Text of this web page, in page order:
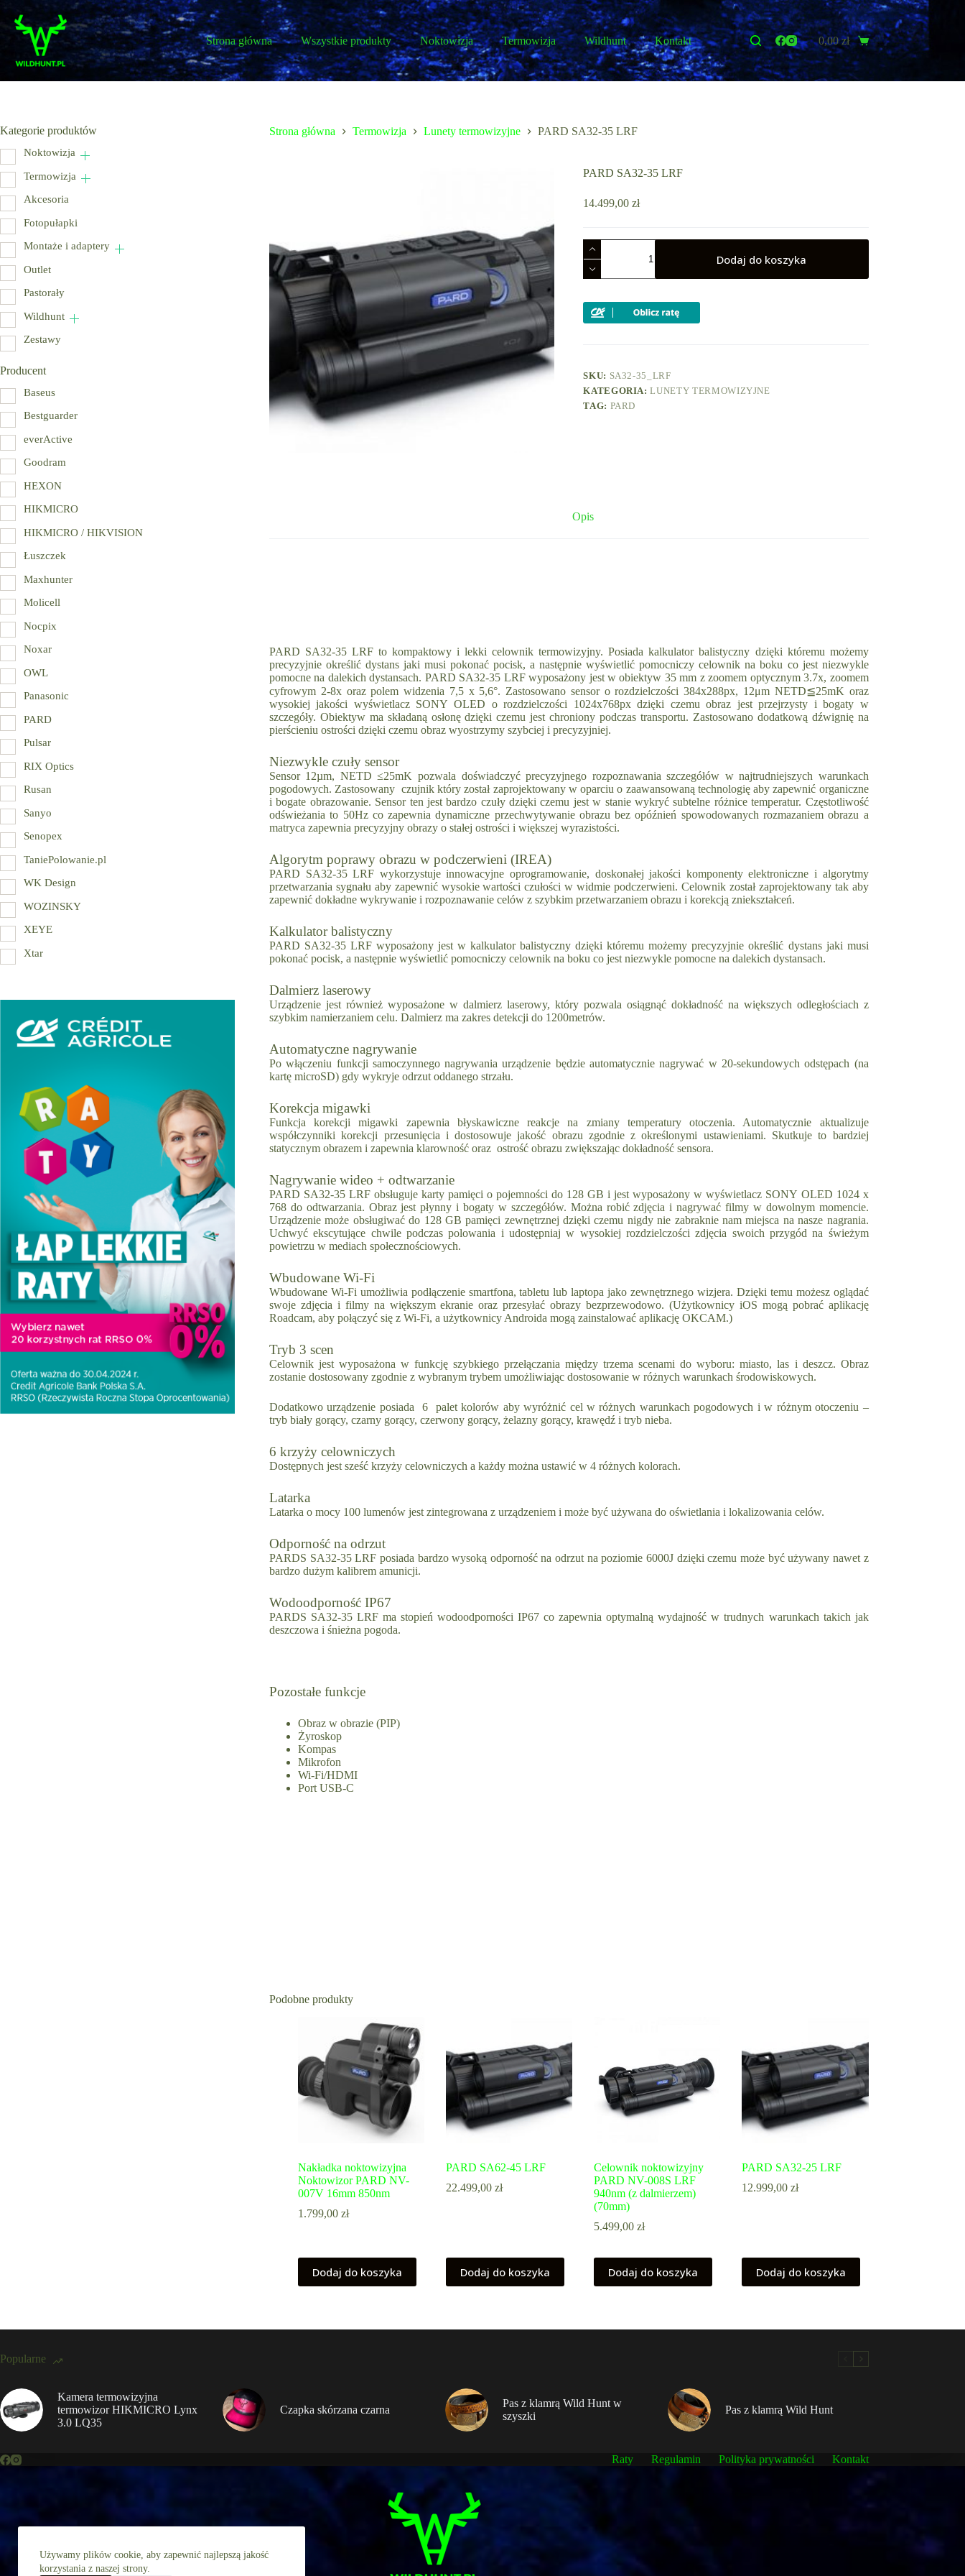
treści
Używamy plików cookie, aby zapewnić najlepszą jakość
korzystania z naszej strony.
Strona główna Wszystkie produkty Noktowizja Termowizja Wildhunt Kontakt Koszyk
0,00zł
Strona główna Termowizja Lunety termowizyjne PARD SA32-35 LRF
PARD SA32-35 LRF
14.499,00zł
ilość
PARD
SA32-
35
Dodaj do koszyka
SKU: SA32-35_LRF
KATEGORIA:LUNETY TERMOWIZYJNE
TAG: PARD
Opis
PARD SA32-35 LRF to kompaktowy i lekki celownik termowizyjny. Posiada kalkulator balistyczny dzięki któremu możemy
precyzyjnie określić dystans jaki musi pokonać pocisk, a następnie wyświetlić pomocniczy celownik na boku co jest niezwykle
pomocne na dalekich dystansach. PARD SA32-35 LRF wyposażony jest w obiektyw 35 mm z zoomem optycznym 3.7x, zoomem
cyfrowym 2-8x oraz polem widzenia 7,5 x 5,6°. Zastosowano sensor o rozdzielczości 384x288px, 12μm NETD≦25mK oraz
wysokiej jakości wyświetlacz SONY OLED o rozdzielczości 1024x768px dzięki czemu obraz jest przejrzysty i bogaty w
szczegóły. Obiektyw ma składaną osłonę dzięki czemu jest chroniony podczas transportu. Zastosowano dodatkową dźwignię na
pierścieniu ostrości dzięki czemu obraz wyostrzymy szybciej i precyzyjniej.
Niezwykle czuły sensor
Sensor 12µm, NETD ≤25mK pozwala doświadczyć precyzyjnego rozpoznawania szczegółów w najtrudniejszych warunkach
pogodowych. Zastosowany czujnik który został zaprojektowany w oparciu o zaawansowaną technologię aby zapewnić organiczne
i bogate obrazowanie. Sensor ten jest bardzo czuły dzięki czemu jest w stanie wykryć subtelne różnice temperatur. Częstotliwość
odświeżania to 50Hz co zapewnia dynamiczne przechwytywanie obrazu bez opóźnień spowodowanych rozmazaniem obrazu a
matryca zapewnia precyzyjny obrazy o stałej ostrości i większej wyrazistości.
Algorytm poprawy obrazu w podczerwieni (IREA)
PARD SA32-35 LRF wykorzystuje innowacyjne oprogramowanie, doskonałej jakości komponenty elektroniczne i algorytmy
przetwarzania sygnału aby zapewnić wysokie wartości czułości w widmie podczerwieni. Celownik został zaprojektowany tak aby
zapewnić dokładne wykrywanie i rozpoznawanie celów z szybkim przetwarzaniem obrazu i korekcją zniekształceń.
Kalkulator balistyczny
PARD SA32-35 LRF wyposażony jest w kalkulator balistyczny dzięki któremu możemy precyzyjnie określić dystans jaki musi
pokonać pocisk, a następnie wyświetlić pomocniczy celownik na boku co jest niezwykle pomocne na dalekich dystansach.
Dalmierz laserowy
Urządzenie jest również wyposażone w dalmierz laserowy, który pozwala osiągnąć dokładność na większych odległościach z
szybkim namierzaniem celu. Dalmierz ma zakres detekcji do 1200metrów.
Automatyczne nagrywanie
Po włączeniu funkcji samoczynnego nagrywania urządzenie będzie automatycznie nagrywać w 20-sekundowych odstępach (na
kartę microSD) gdy wykryje odrzut oddanego strzału.
Korekcja migawki
Funkcja korekcji migawki zapewnia błyskawiczne reakcje na zmiany temperatury otoczenia. Automatycznie aktualizuje
współczynniki korekcji przesunięcia i dostosowuje jakość obrazu zgodnie z określonymi ustawieniami. Skutkuje to bardziej
statycznym obrazem i zapewnia klarowność oraz ostrość obrazu zwiększając dokładność sensora.
Nagrywanie wideo + odtwarzanie
PARD SA32-35 LRF obsługuje karty pamięci o pojemności do 128 GB i jest wyposażony w wyświetlacz SONY OLED 1024 x
768 do odtwarzania. Obraz jest płynny i bogaty w szczegółów. Można robić zdjęcia i nagrywać filmy w dowolnym momencie.
Urządzenie może obsługiwać do 128 GB pamięci zewnętrznej dzięki czemu nigdy nie zabraknie nam miejsca na nasze nagrania.
Uchwyć ekscytujące chwile podczas polowania i udostępniaj w wysokiej rozdzielczości zdjęcia swoich przygód na świeżym
powietrzu w mediach społecznościowych.
Wbudowane Wi-Fi
Wbudowane Wi-Fi umożliwia podłączenie smartfona, tabletu lub laptopa jako zewnętrznego wizjera. Dzięki temu możesz oglądać
swoje zdjęcia i filmy na większym ekranie oraz przesyłać obrazy bezprzewodowo. (Użytkownicy iOS mogą pobrać aplikację
Roadcam, aby połączyć się z Wi-Fi, a użytkownicy Androida mogą zainstalować aplikację OKCAM.)
Tryb 3 scen
Celownik jest wyposażona w funkcję szybkiego przełączania między trzema scenami do wyboru: miasto, las i deszcz. Obraz
zostanie dostosowany zgodnie z wybranym trybem umożliwiając dostosowanie w różnych warunkach środowiskowych.
Dodatkowo urządzenie posiada 6 palet kolorów aby wyróżnić cel w różnych warunkach pogodowych i w różnym otoczeniu –
tryb biały gorący, czarny gorący, czerwony gorący, żelazny gorący, krawędź i tryb nieba.
6 krzyży celowniczych
Dostępnych jest sześć krzyży celowniczych a każdy można ustawić w 4 różnych kolorach.
Latarka
Latarka o mocy 100 lumenów jest zintegrowana z urządzeniem i może być używana do oświetlania i lokalizowania celów.
Odporność na odrzut
PARDS SA32-35 LRF posiada bardzo wysoką odporność na odrzut na poziomie 6000J dzięki czemu może być używany nawet z
bardzo dużym kalibrem amunicji.
Wodoodporność IP67
PARDS SA32-35 LRF ma stopień wodoodporności IP67 co zapewnia optymalną wydajność w trudnych warunkach takich jak
deszczowa i śnieżna pogoda.
Pozostałe funkcje
Obraz w obrazie (PIP)
Żyroskop
Kompas
Mikrofon
Wi-Fi/HDMI
Port USB-C
Podobne produkty
Nakładka noktowizyjna
Noktowizor PARD NV-
007V 16mm 850nm
1.799,00 zł
Dodaj do koszyka
PARD SA62-45 LRF
22.499,00zł
Dodaj do koszyka
Celownik noktowizyjny
PARD NV-008S LRF
940nm (z dalmierzem)
(70mm)
5.499,00zł
Dodaj do koszyka
PARD SA32-25 LRF
12.999,00zł
Dodaj do koszyka
Kategorie produktów
Noktowizja
Termowizja
Akcesoria
Fotopułapki
Montaże i adaptery
Outlet
Pastorały
Wildhunt
Zestawy
Producent
Baseus
Bestguarder
everActive
Goodram
HEXON
HIKMICRO
HIKMICRO / HIKVISION
Łuszczek
Maxhunter
Molicell
Nocpix
Noxar
OWL
Panasonic
PARD
Pulsar
RIX Optics
Rusan
Sanyo
Senopex
TaniePolowanie.pl
WK Design
WOZINSKY
XEYE
Xtar
Popularne
Kamera termowizyjna
termowizor HIKMICRO Lynx
3.0 LQ35
Czapka skórzana czarna
Pas z klamrą Wild Hunt w
szyszki
Pas z klamrą Wild Hunt
Raty Regulamin Polityka prywatności Kontakt